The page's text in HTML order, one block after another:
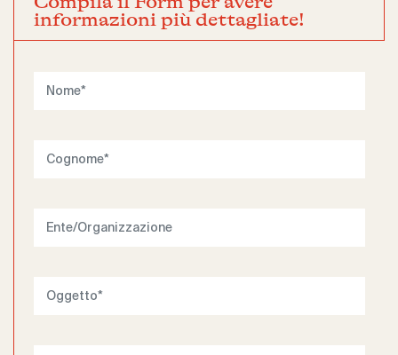
informazioni più dettagliate!